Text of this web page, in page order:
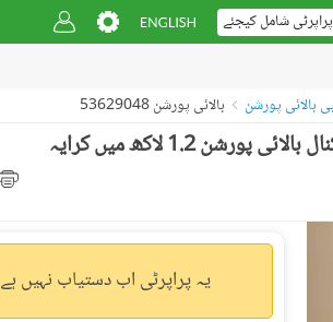
پراپرٹی شامل کیجئے
بالائی پورشن 53629048
ڈی ایچ اے فیز 2 - سیکٹر بی ڈی ایچ اے ڈیفینس فیز 2,ڈی ایچ اے ڈیفینس,اسلام آباد میں 3 کمروں کا 1 کنال بالائی پورشن 1.2 لاکھ میں کرایہ
یہ پراپرٹی اب دستیاب نہیں ہے